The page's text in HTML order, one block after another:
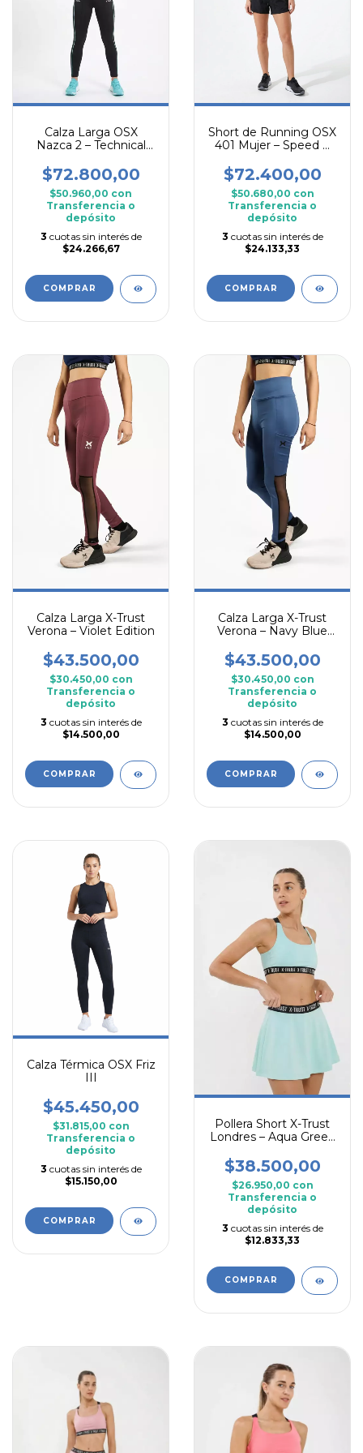
Calza Larga OSX
Nazca 2 – Technical
$72.800,00
$50.960,00 con
Transferencia o
depósito
3 cuotas sin interés de
$24.266,67
COMPRAR
Short de Running OSX
401 Mujer – Speed &
$72.400,00
$50.680,00 con
Transferencia o
depósito
3 cuotas sin interés de
$24.133,33
COMPRAR
Calza Larga X-Trust
Verona – Violet Edition
$43.500,00
$30.450,00 con
Transferencia o
depósito
3 cuotas sin interés de
$14.500,00
COMPRAR
Calza Larga X-Trust
Verona – Navy Blue
$43.500,00
$30.450,00 con
Transferencia o
depósito
3 cuotas sin interés de
$14.500,00
COMPRAR
Calza Térmica OSX Friz
III
$45.450,00
$31.815,00 con
Transferencia o
depósito
3 cuotas sin interés de
$15.150,00
COMPRAR
Pollera Short X-Trust
Londres – Aqua Green
$38.500,00
$26.950,00 con
Transferencia o
depósito
3 cuotas sin interés de
$12.833,33
COMPRAR